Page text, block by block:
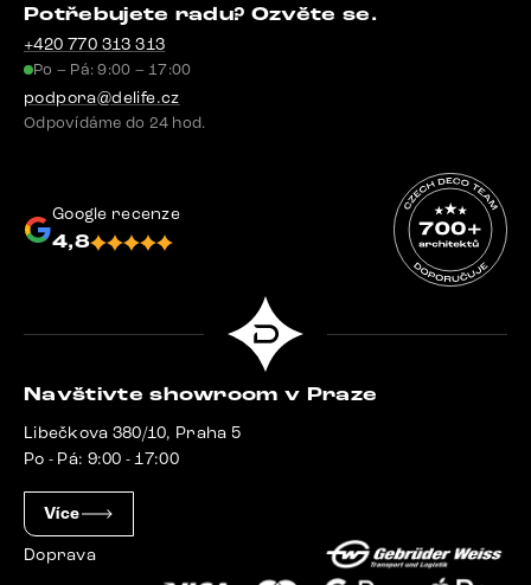
Potřebujete radu? Ozvěte se.
+420 770 313 313
Po – Pá: 9:00 – 17:00
podpora@delife.cz
Odpovídáme do 24 hod.
Google recenze
4,8
Navštivte showroom v Praze
Libečkova 380/10, Praha 5
Po - Pá: 9:00 - 17:00
Více
Doprava